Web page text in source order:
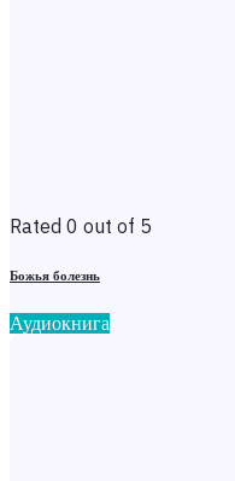
Rated 0 out of 5
Божья болезнь
Аудиокнига